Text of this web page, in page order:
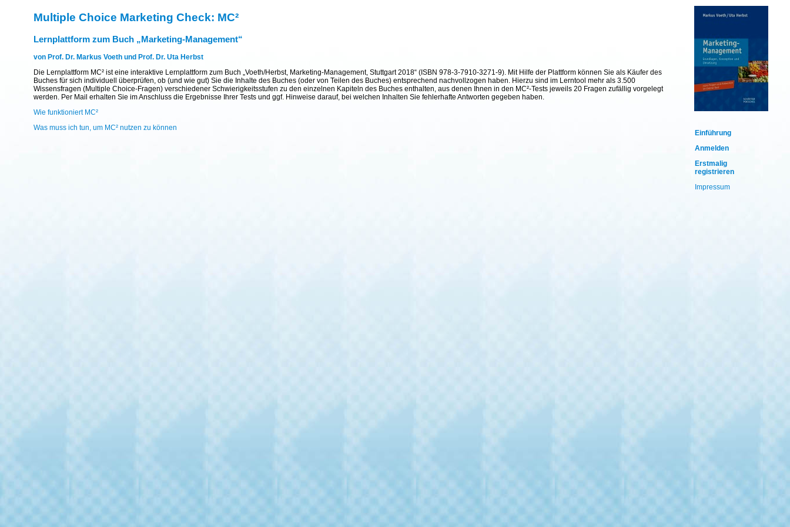
Einführung
Anmelden
Erstmalig
registrieren
Impressum
Multiple Choice Marketing Check: MC²
Lernplattform zum Buch „Marketing-Management“
von Prof. Dr. Markus Voeth und Prof. Dr. Uta Herbst
Die Lernplattform MC² ist eine interaktive Lernplattform zum Buch „Voeth/Herbst, Marketing-Management, Stuttgart 2018“ (ISBN 978-3-7910-3271-9). Mit Hilfe der Plattform können Sie als Käufer des
Buches für sich individuell überprüfen, ob (und wie gut) Sie die Inhalte des Buches (oder von Teilen des Buches) entsprechend nachvollzogen haben. Hierzu sind im Lerntool mehr als 3.500
Wissensfragen (Multiple Choice-Fragen) verschiedener Schwierigkeitsstufen zu den einzelnen Kapiteln des Buches enthalten, aus denen Ihnen in den MC²-Tests jeweils 20 Fragen zufällig vorgelegt
werden. Per Mail erhalten Sie im Anschluss die Ergebnisse Ihrer Tests und ggf. Hinweise darauf, bei welchen Inhalten Sie fehlerhafte Antworten gegeben haben.
Wie funktioniert MC²
Was muss ich tun, um MC² nutzen zu können